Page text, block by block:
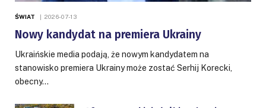
ŚWIAT 2026-07-13
Nowy kandydat na premiera Ukrainy
Ukraińskie media podają, że nowym kandydatem na
stanowisko premiera Ukrainy może zostać Serhij Korecki,
obecny…